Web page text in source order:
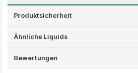
Produktsicherheit
Ähnliche Liquids
Bewertungen